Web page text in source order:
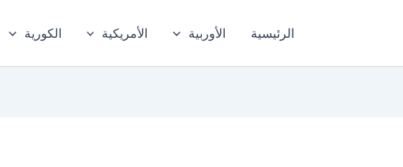
الرئيسية الأوربية الأمريكية الكورية